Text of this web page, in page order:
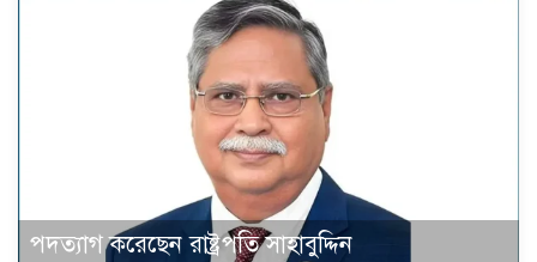
পদত্যাগ করেছেন রাষ্ট্রপতি সাহাবুদ্দিন